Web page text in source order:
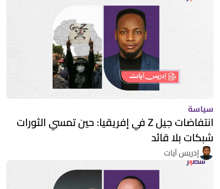
سياسة
انتفاضات جيل Z في إفريقيا: حين تمسي الثورات
شبكات بلا قائد
إدريس آيات